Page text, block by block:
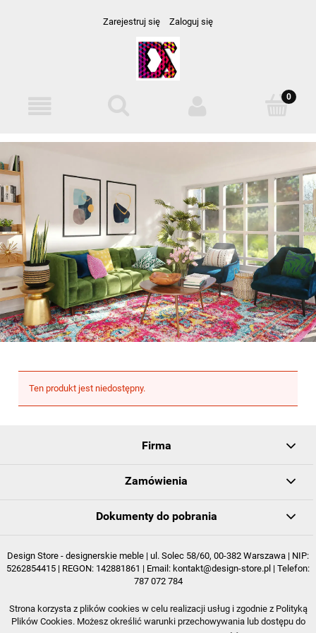
Strona korzysta z plików cookies w celu realizacji usług i zgodnie z Polityką
Plików Cookies. Możesz określić warunki przechowywania lub dostępu do
Zarejestruj się Zaloguj się
Ten produkt jest niedostępny.
Firma
Zamówienia
Dokumenty do pobrania
Design Store - designerskie meble | ul. Solec 58/60, 00-382 Warszawa | NIP:
5262854415 | REGON: 142881861 | Email: kontakt@design-store.pl | Telefon:
787 072 784
POKAŻ PEŁNĄ WERSJĘ STRONY